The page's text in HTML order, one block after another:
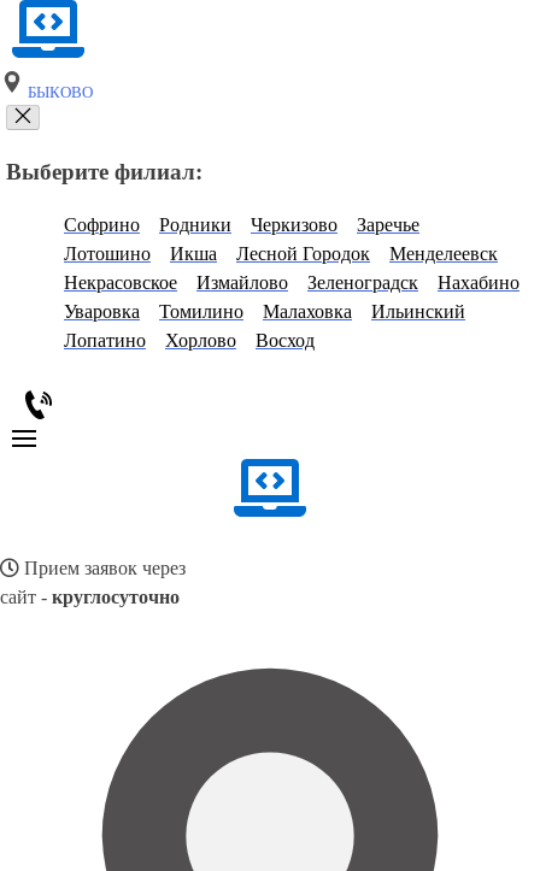
БЫКОВО
Выберите филиал:
Софрино Родники Черкизово
Заречье
Лотошино
Икша Лесной Городок
Менделеевск
Некрасовское
Измайлово Зеленоградск
Нахабино
Уваровка
Томилино Малаховка
Ильинский
Лопатино
Хорлово Восход
Прием заявок через
сайт - круглосуточно